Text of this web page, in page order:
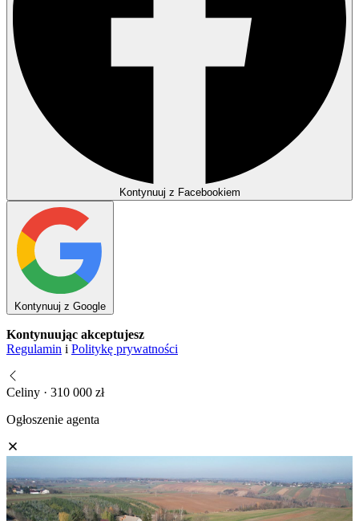
Kontynuuj z Facebookiem
Kontynuuj z Google
Kontynuując akceptujesz
Regulamin i Politykę prywatności
Celiny · 310 000 zł
Ogłoszenie agenta